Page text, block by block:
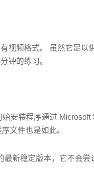
视频格式。 虽然它足以
钟的练习。
安装程序通过 Microsoft
文件也是如此。
新稳定版本，它不会尝